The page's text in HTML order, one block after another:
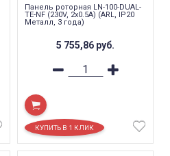
Панель роторная LN-100-DUAL-
TE-NF (230V, 2x0.5A) (ARL, IP20
Металл, 3 года)
5 755,86 руб.